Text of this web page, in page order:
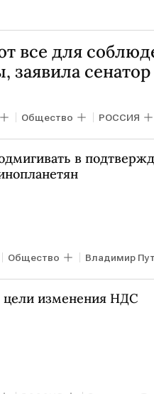
все для
заявила сенатор
Общество РОССИЯ
ВСУ
в
Общество Владимир
Путиным — 2025
цели изменения НДС